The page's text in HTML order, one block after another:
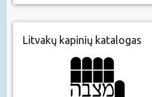
Litvakų kapinių katalogas